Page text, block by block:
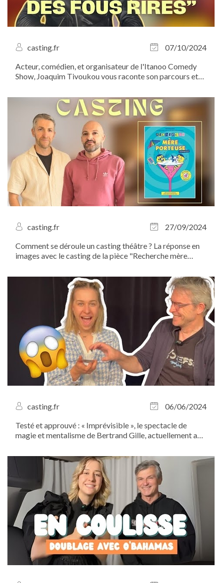
casting.fr
07/10/2024
Acteur, comédien, et organisateur de l'Itanoo Comedy
Show, Joaquim Tivoukou vous raconte son parcours et
incontournable du stand-up. Le 20 octobre prochain,
venez assister à un show réinventé, plein de...
casting.fr
27/09/2024
Comment se déroule un casting théâtre ? La réponse en
images avec le casting de la pièce "Recherche mère
et Nicolas Huan de la Compagnie Lâchez Prise au Salon
casting.fr
06/06/2024
Testé et approuvé : « Imprévisible », le spectacle de
magie et mentalisme de Bertrand Gille, actuellement au